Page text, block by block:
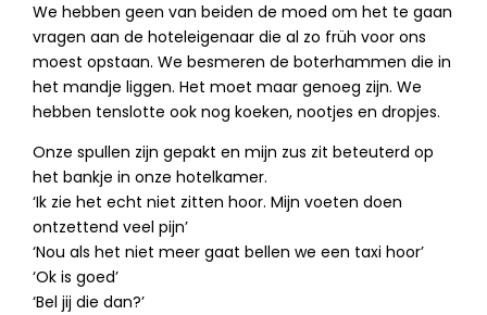
We hebben geen van beiden de moed om het te gaan
vragen aan de hoteleigenaar die al zo früh voor ons
moest opstaan. We besmeren de boterhammen die in
het mandje liggen. Het moet maar genoeg zijn. We
hebben tenslotte ook nog koeken, nootjes en dropjes.
Onze spullen zijn gepakt en mijn zus zit beteuterd op
het bankje in onze hotelkamer.
‘Ik zie het echt niet zitten hoor. Mijn voeten doen
ontzettend veel pijn’
‘Nou als het niet meer gaat bellen we een taxi hoor’
‘Ok is goed’
‘Bel jij die dan?’